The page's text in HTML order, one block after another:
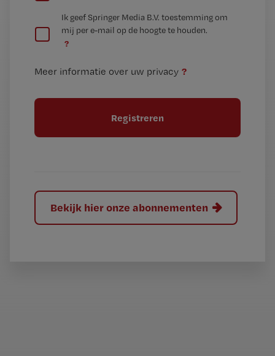
e
t
e
t
t
l
Ik geef Springer Media B.V. toestemming om
mij per e-mail op de hoogte te houden.
?
Meer informatie over uw privacy ?
Bekijk hier onze abonnementen